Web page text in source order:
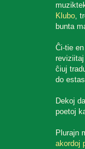
Klubo,
bunta
Ĉi-tie
ĉiuj
do
Dekoj
poetoj
Plurajn
akordoj